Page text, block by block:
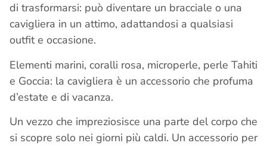
di trasformarsi: può diventare un bracciale o una
cavigliera in un attimo, adattandosi a qualsiasi
outfit e occasione.
Elementi marini, coralli rosa, microperle, perle Tahiti
e Goccia: la cavigliera è un accessorio che profuma
d’estate e di vacanza.
Un vezzo che impreziosisce una parte del corpo che
si scopre solo nei giorni più caldi. Un accessorio per